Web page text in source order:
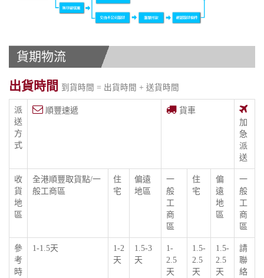
貨期物流
出貨時間 到貨時間 = 出貨時間 + 送貨時間
派
送
方
式
順豐速遞
貨車
加
急
派
送
收
貨
地
區
全港順豐取貨點/一
般工商區
住
宅
偏遠
地區
一
般
工
商
區
住
宅
偏
遠
地
區
一
般
工
商
區
參
考
時
1-1.5天
1-2
天
1.5-3
天
1-
2.5
天
1.5-
2.5
天
1.5-
2.5
天
請
聯
絡